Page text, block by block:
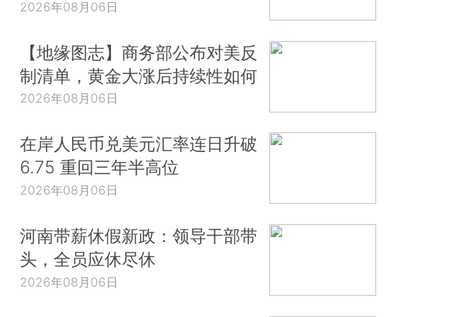
2026年08月06日
【地缘图志】商务部公布对美反
制清单，黄金大涨后持续性如何
2026年08月06日
在岸人民币兑美元汇率连日升破
6.75 重回三年半高位
2026年08月06日
河南带薪休假新政：领导干部带
头，全员应休尽休
2026年08月06日